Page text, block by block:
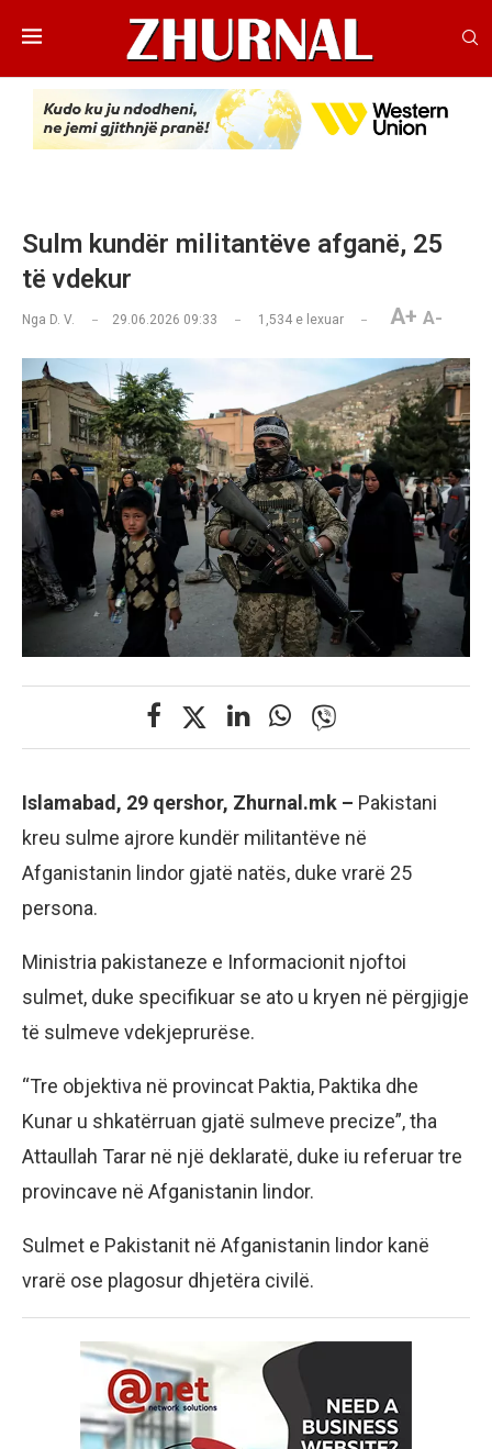
Sulm kundër militantëve afganë, 25
të vdekur
Nga D. V. 29.06.2026 09:33 1,534 e lexuar A+ A-
Islamabad, 29 qershor, Zhurnal.mk – Pakistani
kreu sulme ajrore kundër militantëve në
Afganistanin lindor gjatë natës, duke vrarë 25
persona.
Ministria pakistaneze e Informacionit njoftoi
sulmet, duke specifikuar se ato u kryen në përgjigje
të sulmeve vdekjeprurëse.
“Tre objektiva në provincat Paktia, Paktika dhe
Kunar u shkatërruan gjatë sulmeve precize”, tha
Attaullah Tarar në një deklaratë, duke iu referuar tre
provincave në Afganistanin lindor.
Sulmet e Pakistanit në Afganistanin lindor kanë
vrarë ose plagosur dhjetëra civilë.